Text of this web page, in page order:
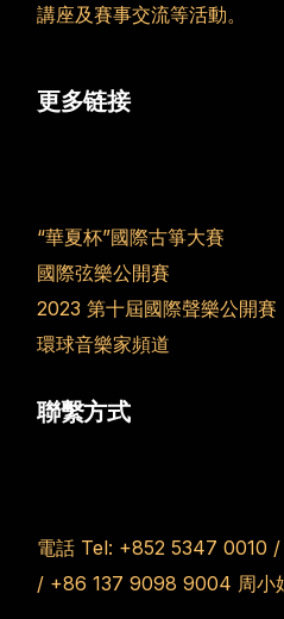
講座及賽事交流等活動。
更多链接
“華夏杯”國際古箏大賽
國際弦樂公開賽
2023 第十屆國際聲樂公開賽
環球音樂家頻道
聯繫方式
電話 Tel: +852 5347 0010 /
/ +86 137 9098 9004 周小